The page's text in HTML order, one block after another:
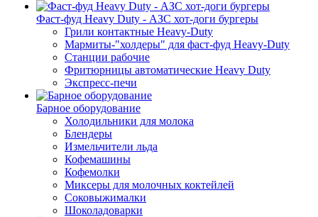
Фаст-фуд Heavy Duty - АЗС хот-доги бургеры
Грили контактные Heavy-Duty
Мармиты-"холдеры" для фаст-фуд Heavy-Duty
Станции рабочие
Фритюрницы автоматические Heavy Duty
Экспресс-печи
Барное оборудование
Холодильники для молока
Блендеры
Измельчители льда
Кофемашины
Кофемолки
Миксеры для молочных коктейлей
Соковыжималки
Шоколадоварки